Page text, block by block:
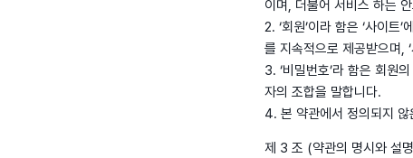
이며, 더불어 서비스 하는
2. ‘회원’이라 함은 ‘사이트
를 지속적으로 제공받으며,
3. ‘비밀번호’라 함은 회원
자의 조합을 말합니다.
4. 본 약관에서 정의되지
제 3 조 (약관의 명시와 설